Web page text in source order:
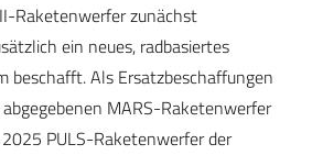
Raketenwerfer zunächst
ein neues, radbasiertes
beschafft. Als Ersatzbeschaffungen
MARS-Raketenwerfer
PULS-Raketenwerfer der